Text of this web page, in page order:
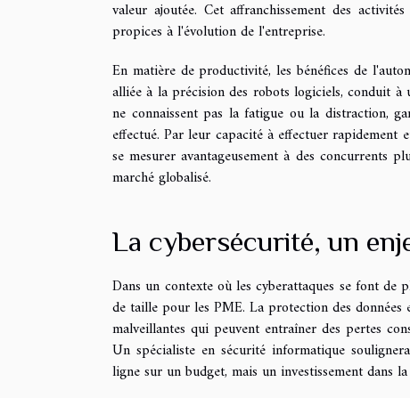
valeur ajoutée. Cet affranchissement des
propices à l'évolution de l'entreprise.
En matière de productivité, les bénéfices de
alliée à la précision des robots logiciels, conduit à
ne connaissent pas la fatigue ou la distraction,
effectué. Par leur capacité à effectuer rapidement
se mesurer avantageusement à des concurrents
marché globalisé.
La cybersécurité, un
Dans un contexte où les cyberattaques se font
de taille pour les PME. La protection des données
malveillantes qui peuvent entraîner des pertes
Un spécialiste en sécurité informatique
ligne sur un budget, mais un investissement dans